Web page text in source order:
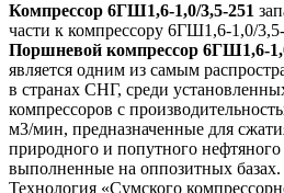
Компрессор 6ГШ1,6-1,0/3,5-251
части к компрессору 6ГШ1,6-1,0/
Поршневой компрессор 6ГШ1,6-
является одним из самым
в странах СНГ, среди
компрессоров с
м3/мин, предназначенные для
природного и попутного нефтяного
выполненные на оппозитных базах.
Технология «Сумского